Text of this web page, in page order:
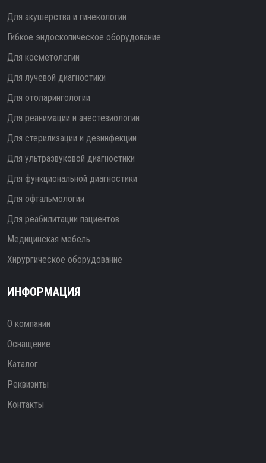
Для акушерства и гинекологии
Гибкое эндоскопическое оборудование
Для косметологии
Для лучевой диагностики
Для отоларингологии
Для реанимации и анестезиологии
Для стерилизации и дезинфекции
Для ультразвуковой диагностики
Для функциональной диагностики
Для офтальмологии
Для реабилитации пациентов
Медицинская мебель
Хирургическое оборудование
ИНФОРМАЦИЯ
О компании
Оснащение
Каталог
Реквизиты
Контакты